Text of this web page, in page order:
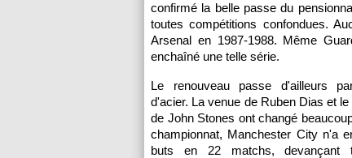
confirmé la belle passe du
toutes compétitions confondues.
Arsenal en 1987-1988. Même
enchaîné une telle série.
Le renouveau passe d'ailleurs
d'acier. La venue de Ruben Dias et
de John Stones ont changé
championnat, Manchester City n'a
buts en 22 matchs, devançant